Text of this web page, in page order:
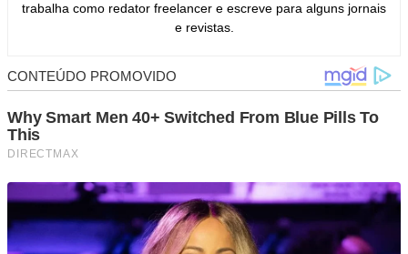
trabalha como redator freelancer e escreve para alguns jornais
e revistas.